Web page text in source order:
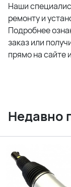
Наши
ремонту и
Подробнее
заказ или
прямо на сайте
Недавно